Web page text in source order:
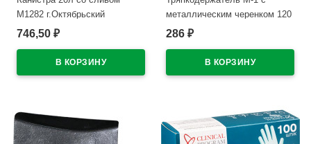
М1282 г.Октябрьский
В наличии
746,50 ₽
металлическим черенком 120
см уп.
286 ₽